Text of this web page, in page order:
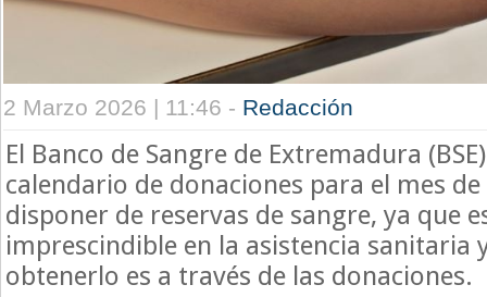
2 Marzo 2026 | 11:46 - Redacción
El Banco de Sangre de Extremadura
calendario de donaciones para el mes
disponer de reservas de sangre, ya que
imprescindible en la asistencia sanitaria
obtenerlo es a través de las donaciones.